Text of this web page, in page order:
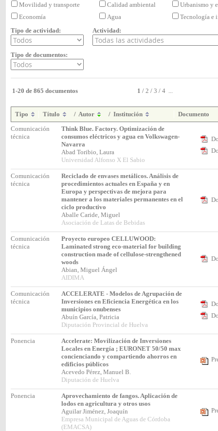
Movilidad y transporte
Calidad ambiental
Urbanismo y
Economía
Agua
Tecnología
Tipo de actividad:
Actividad:
Tipo de documentos:
1-20 de 865 documentos 1 / 2 / 3 / 4 ...
Tipo Título / Autor / Institución
Documento
Comunicación
técnica
Think Blue. Factory. Optimización de
consumos eléctricos y agua en Volkswagen-
Navarra
Abad Toribio, Laura
Universidad Alfonso X El Sabio
Comunicación
técnica
Reciclado de envases metálicos. Análisis de
procedimientos actuales en España y en
Europa y perspectivas de mejora para
mantener a los materiales permanentes en el
ciclo productivo
Aballe Caride, Miguel
Asociación de Latas de Bebidas
Comunicación
técnica
Proyecto europeo CELLUWOOD:
Laminated strong eco-material for building
construction made of cellulose-strengthened
woods
Abian, Miguel Ángel
AIDIMA
Comunicación
técnica
ACCELERATE - Modelos de Agrupación de
Inversiones en Eficiencia Energética en los
municipios onubenses
Abuín García, Patricia
Diputación Provincial de Huelva
Ponencia
Accelerate: Movilización de Inversiones
Locales en Energía ; EURONET 50/50 max
concienciando y compartiendo ahorros en
edificios públicos
Acevedo Pérez, Manuel B.
Diputación de Huelva
Ponencia
Aprovechamiento de fangos. Aplicación de
lodos en agricultura y otros usos
Aguilar Jiménez, Joaquín
Empresa Municipal de Aguas de Córdoba
(EMACSA)